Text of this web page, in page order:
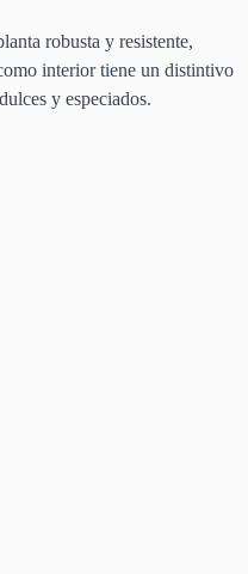
robusta y resistente,
interior tiene un distintivo
y especiados.